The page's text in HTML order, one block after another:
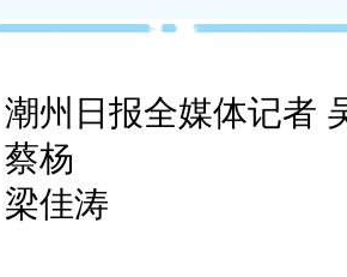
州日报全媒体记者
杨
佳涛